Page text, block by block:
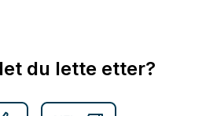
du lette etter?